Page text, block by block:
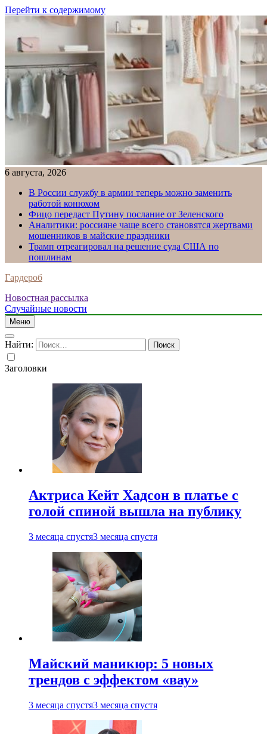
Перейти к содержимому
6 августа, 2026
В России службу в армии теперь можно заменить
работой конюхом
Фицо передаст Путину послание от Зеленского
Аналитики: россияне чаще всего становятся жертвами
мошенников в майские праздники
Трамп отреагировал на решение суда США по
пошлинам
Гардероб
Новостная рассылка
Случайные новости
Меню
Найти:
Заголовки
Актриса Кейт Хадсон в платье с
голой спиной вышла на публику
3 месяца спустя3 месяца спустя
Майский маникюр: 5 новых
трендов с эффектом «вау»
3 месяца спустя3 месяца спустя